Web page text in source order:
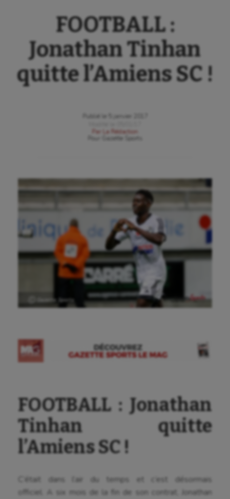
FOOTBALL :
Jonathan Tinhan
quitte l’Amiens SC !
Publié le
5 janvier 2017
Par
La Rédaction
Gazette Sports
Ⓒ Gazette Sports
FOOTBALL : Jonathan
Tinhan quitte
l’Amiens SC !
C’était dans l’air du temps et c’est désormais
officiel. A six mois de la fin de son contrat, Jonathan